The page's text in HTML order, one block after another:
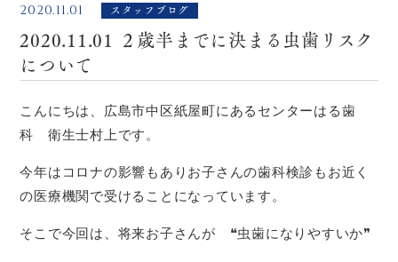
2020.11.01 スタッフブログ
2020.11.01 ２歳半までに決まる虫歯リスク
について
こんにちは、広島市中区紙屋町にあるセンターはる歯
科 衛生士村上です。
今年はコロナの影響もありお子さんの歯科検診もお近く
の医療機関で受けることになっています。
そこで今回は、将来お子さんが ❝虫歯になりやすいか❞